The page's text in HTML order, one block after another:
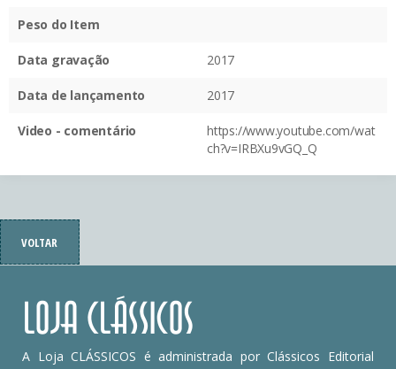
Peso do Item
Data gravação 2017
Data de lançamento 2017
Video - comentário
https://www.youtube.com/wat
ch?v=IRBXu9vGQ_Q
VOLTAR
A Loja CLÁSSICOS é administrada por Clássicos Editorial